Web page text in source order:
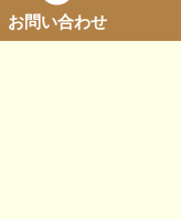
お問い合わせ